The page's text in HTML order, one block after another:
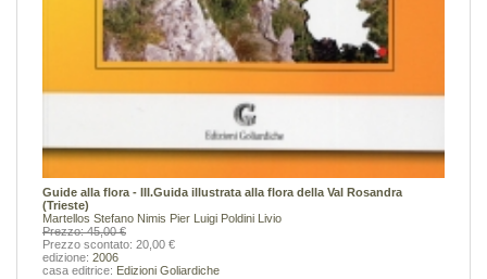
Guide alla flora - III.Guida illustrata alla flora della Val Rosandra
(Trieste)
Martellos Stefano Nimis Pier Luigi Poldini Livio
Prezzo: 45,00 €
Prezzo scontato: 20,00 €
edizione: 2006
casa editrice: Edizioni Goliardiche